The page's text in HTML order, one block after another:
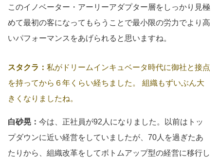
このイノベーター・アーリーアダプター層をしっかり見極
めて最初の客になってもらうことで最小限の労力でより高
いパフォーマンスをあげられると思いますね。
スタクラ： 私がドリームインキュベータ時代に御社と接点
を持ってから６年くらい経ちました。 組織もずいぶん大
きくなりましたね。
白砂晃： 今は、正社員が92人になりました。以前はトッ
プダウンに近い経営をしていましたが、70人を過ぎたあ
たりから、組織改革をしてボトムアップ型の経営に移行し